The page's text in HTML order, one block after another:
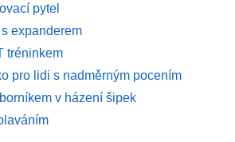
pytel
expanderem
tréninkem
pro lidi s nadměrným pocením
v házení šipek